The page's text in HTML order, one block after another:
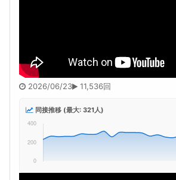
2026/06/23 11,536回
同接推移 (最大: 321人)